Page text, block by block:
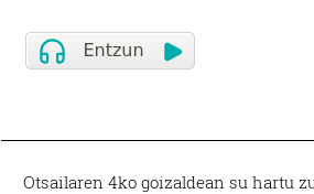
Otsailaren 4ko goizaldean su hartu